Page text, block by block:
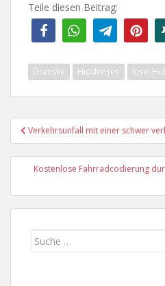
Teile diesen Beitrag:
Dranske Hiddensee Insel
Verkehrsunfall mit einer schwer
Kostenlose Fahrradcodierung
Suche